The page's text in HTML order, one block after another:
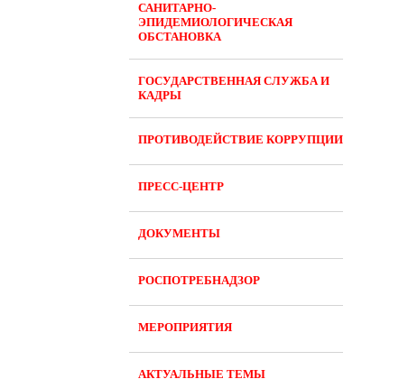
САНИТАРНО-
ЭПИДЕМИОЛОГИЧЕСКАЯ
ОБСТАНОВКА
ГОСУДАРСТВЕННАЯ СЛУЖБА И
КАДРЫ
ПРОТИВОДЕЙСТВИЕ КОРРУПЦИИ
ПРЕСС-ЦЕНТР
ДОКУМЕНТЫ
РОСПОТРЕБНАДЗОР
МЕРОПРИЯТИЯ
АКТУАЛЬНЫЕ ТЕМЫ